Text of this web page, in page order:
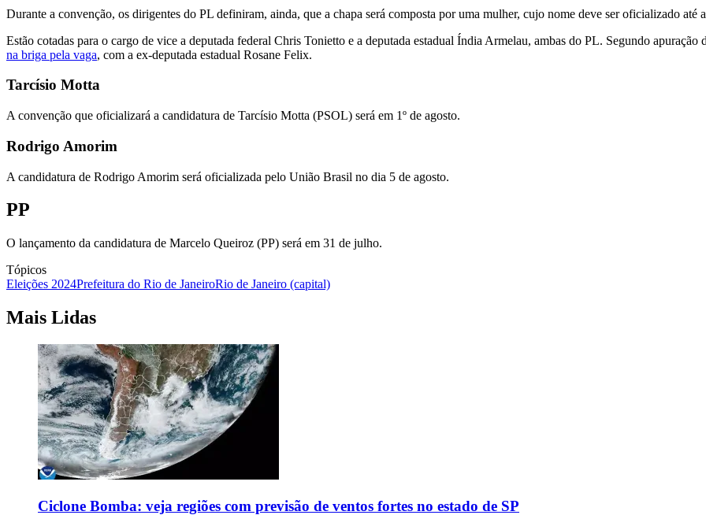
Durante a convenção, os dirigentes do PL definiram, ainda, que a chapa será composta por uma mulher, cujo nome deve ser oficializado até
Estão cotadas para o cargo de vice a deputada federal Chris Tonietto e a deputada estadual Índia Armelau, ambas do PL. Segundo
na briga pela vaga, com a ex-deputada estadual Rosane Felix.
Tarcísio Motta
A convenção que oficializará a candidatura de Tarcísio Motta (PSOL) será em 1º de agosto.
Rodrigo Amorim
A candidatura de Rodrigo Amorim será oficializada pelo União Brasil no dia 5 de agosto.
PP
O lançamento da candidatura de Marcelo Queiroz (PP) será em 31 de julho.
Tópicos
Eleições 2024Prefeitura do Rio de JaneiroRio de Janeiro (capital)
Mais Lidas
Ciclone Bomba: veja regiões com previsão de ventos fortes no estado de SP